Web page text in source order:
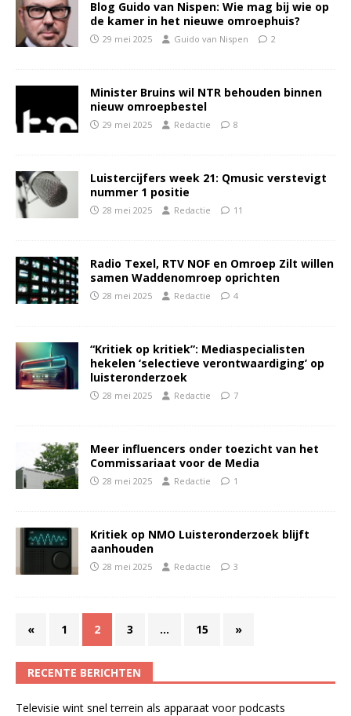
Blog Guido van Nispen: Wie mag bij wie op
de kamer in het nieuwe omroephuis?
29 mei 2025 Guido van Nispen 2
Minister Bruins wil NTR behouden binnen
nieuw omroepbestel
29 mei 2025 Redactie 8
Luistercijfers week 21: Qmusic verstevigt
nummer 1 positie
28 mei 2025 Redactie 11
Radio Texel, RTV NOF en Omroep Zilt willen
samen Waddenomroep oprichten
28 mei 2025 Redactie 4
“Kritiek op kritiek”: Mediaspecialisten
hekelen ‘selectieve verontwaardiging’ op
luisteronderzoek
28 mei 2025 Redactie 7
Meer influencers onder toezicht van het
Commissariaat voor de Media
28 mei 2025 Redactie 1
Kritiek op NMO Luisteronderzoek blijft
aanhouden
28 mei 2025 Redactie 3
« 1 2 3 … 15 »
RECENTE BERICHTEN
Televisie wint snel terrein als apparaat voor podcasts